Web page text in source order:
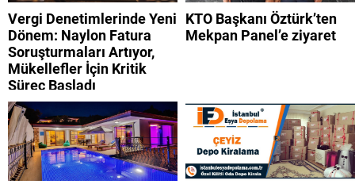
Vergi Denetimlerinde Yeni
Dönem: Naylon Fatura
Soruşturmaları Artıyor,
Mükellefler İçin Kritik
Süreç Başladı
KTO Başkanı Öztürk’ten
Mekpan Panel’e ziyaret